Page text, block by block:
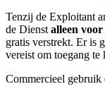
Tenzij de Exploitant
de Dienstalleen
gratis verstrekt. Er is
vereist om toegang
Commercieel gebruik